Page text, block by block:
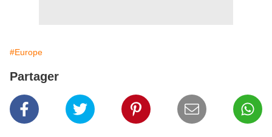
#Europe
Partager